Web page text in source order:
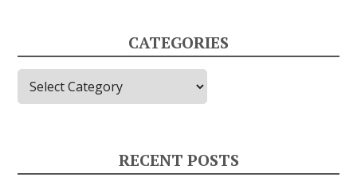
CATEGORIES
Categories
RECENT POSTS